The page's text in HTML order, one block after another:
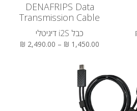
DENAFRIPS Data
Transmission Cable
כבל i2S דיגיטלי
1,450.00 ₪ – 2,490.00 ₪